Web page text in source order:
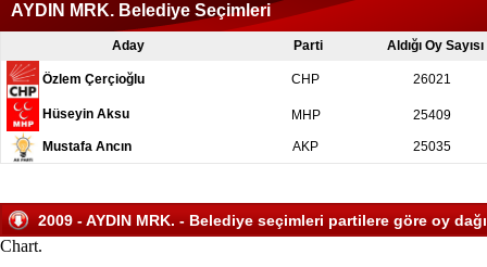
AYDIN MRK. Belediye Seçimleri
Aday Parti Aldığı Oy Sayısı
Özlem Çerçioğlu CHP 26021
Hüseyin Aksu MHP 25409
Mustafa Ancın AKP 25035
2009 - AYDIN MRK. - Belediye seçimleri partilere göre oy
Chart.